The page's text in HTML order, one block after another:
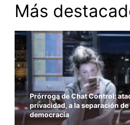
Más
Prórroga de Chat Control:
privacidad, a la separación de
democracia